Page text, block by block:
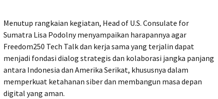
Menutup rangkaian kegiatan, Head of U.S. Consulate for
Sumatra Lisa Podolny menyampaikan harapannya agar
Freedom250 Tech Talk dan kerja sama yang terjalin dapat
menjadi fondasi dialog strategis dan kolaborasi jangka panjang
antara Indonesia dan Amerika Serikat, khususnya dalam
memperkuat ketahanan siber dan membangun masa depan
digital yang aman.